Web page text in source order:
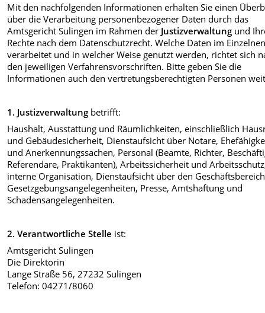
Mit den nachfolgenden Informationen erhalten Sie einen
über die Verarbeitung personenbezogener Daten durch das
Amtsgericht Sulingen im Rahmen der Justizverwaltung und
Rechte nach dem Datenschutzrecht. Welche Daten im
verarbeitet und in welcher Weise genutzt werden, richtet sich
den jeweiligen Verfahrensvorschriften. Bitte geben Sie die
Informationen auch den vertretungsberechtigten Personen
1. Justizverwaltung betrifft:
Haushalt, Ausstattung und Räumlichkeiten, einschließlich
und Gebäudesicherheit, Dienstaufsicht über Notare,
und Anerkennungssachen, Personal (Beamte, Richter,
Referendare, Praktikanten), Arbeitssicherheit und
interne Organisation, Dienstaufsicht über den
Gesetzgebungsangelegenheiten, Presse, Amtshaftung und
Schadensangelegenheiten.
2. Verantwortliche Stelle ist:
Amtsgericht Sulingen
Die Direktorin
Lange Straße 56, 27232 Sulingen
Telefon: 04271/8060